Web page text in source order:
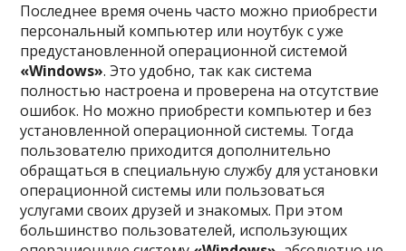
Последнее время очень часто можно приобрести
персональный компьютер или ноутбук с уже
предустановленной операционной системой
«Windows». Это удобно, так как система
полностью настроена и проверена на отсутствие
ошибок. Но можно приобрести компьютер и без
установленной операционной системы. Тогда
пользователю приходится дополнительно
обращаться в специальную службу для установки
операционной системы или пользоваться
услугами своих друзей и знакомых. При этом
большинство пользователей, использующих